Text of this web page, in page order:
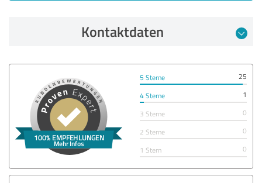
Kontaktdaten
5 Sterne
25
4 Sterne
1
3 Sterne
0
2 Sterne
0
1 Stern
0